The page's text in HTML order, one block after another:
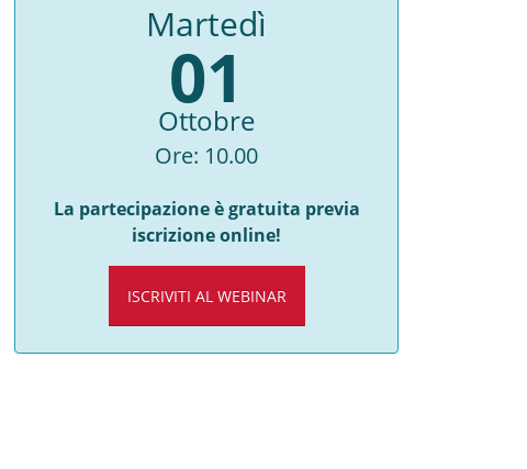
Martedì
01
Ottobre
Ore: 10.00
La partecipazione è gratuita previa
iscrizione online!
ISCRIVITI AL WEBINAR